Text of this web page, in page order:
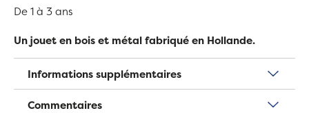
De 1 à 3 ans
Un jouet en bois et métal fabriqué en Hollande.
Informations supplémentaires
Commentaires